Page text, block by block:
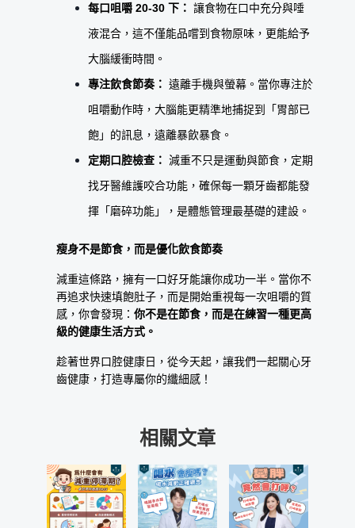
每口咀嚼 20-30 下： 讓食物在口中充分與唾
液混合，這不僅能品嚐到食物原味，更能給予
大腦緩衝時間。
專注飲食節奏： 遠離手機與螢幕。當你專注於
咀嚼動作時，大腦能更精準地捕捉到「胃部已
飽」的訊息，遠離暴飲暴食。
定期口腔檢查： 減重不只是運動與節食，定期
找牙醫維護咬合功能，確保每一顆牙齒都能發
揮「磨碎功能」，是體態管理最基礎的建設。
瘦身不是節食，而是優化飲食節奏
減重這條路，擁有一口好牙能讓你成功一半。當你不
再追求快速填飽肚子，而是開始重視每一次咀嚼的質
感，你會發現：你不是在節食，而是在練習一種更高
級的健康生活方式。
趁著世界口腔健康日，從今天起，讓我們一起關心牙
齒健康，打造專屬你的纖細感！
相關文章